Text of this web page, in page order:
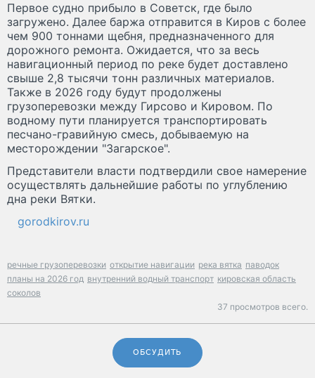
Первое судно прибыло в Советск, где было
загружено. Далее баржа отправится в Киров с более
чем 900 тоннами щебня, предназначенного для
дорожного ремонта. Ожидается, что за весь
навигационный период по реке будет доставлено
свыше 2,8 тысячи тонн различных материалов.
Также в 2026 году будут продолжены
грузоперевозки между Гирсово и Кировом. По
водному пути планируется транспортировать
песчано-гравийную смесь, добываемую на
месторождении "Загарское".
Представители власти подтвердили свое намерение
осуществлять дальнейшие работы по углублению
дна реки Вятки.
gorodkirov.ru
речные грузоперевозки открытие навигации река вятка паводок
планы на 2026 год внутренний водный транспорт кировская область
соколов
37 просмотров всего.
ОБСУДИТЬ